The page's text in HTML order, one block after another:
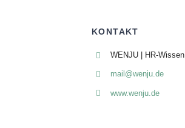
KONTAKT
WENJU | HR-Wissen
mail@wenju.de
www.wenju.de